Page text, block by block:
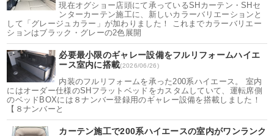
現在オグショー店頭にて承っているSHカーテン・SHセ
ンターカーテン施工に、新しいカラーバリエーションと
して「グレージュカラー」が加わりました！ これまでカラーバリエー
ションはブラック・グレーの2色展開
必要最小限のギャレー設備をフルリフォームハイエ
ース室内に搭載(2026/06/26)
内装のフルリフォームを承った200系ハイエース。 室内
にはオーダー仕様のSHフラットベッドをカスタムしていて、運転席側
のベッドBOXには８ナンバー登録用のギャレー設備を搭載しました！
【８ナンバーと
カーテン施工で200系ハイエースの室内がワンランク